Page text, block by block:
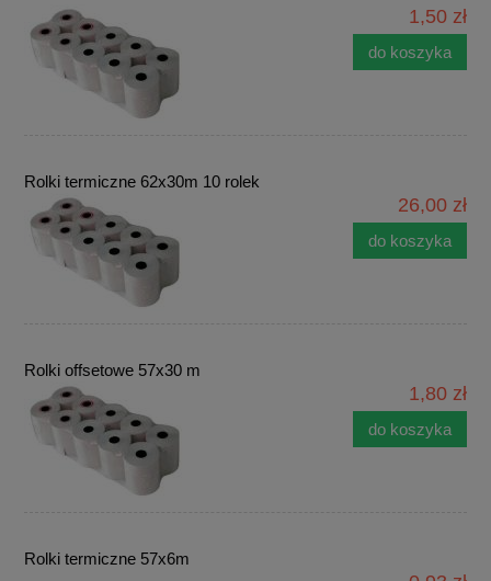
1,50 zł
do koszyka
Rolki termiczne 62x30m 10 rolek
26,00 zł
do koszyka
Rolki offsetowe 57x30 m
1,80 zł
do koszyka
Rolki termiczne 57x6m